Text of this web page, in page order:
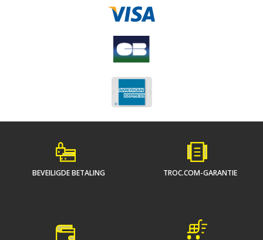
BEVEILIGDE BETALING TROC.COM-GARANTIE